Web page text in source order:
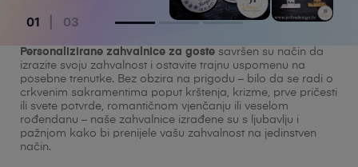
01 | 03
Personalizirane zahvalnice za goste savršen su način da
izrazite svoju zahvalnost i ostavite trajnu uspomenu na
posebne trenutke. Bez obzira na prigodu – bilo da se radi o
crkvenim sakramentima poput krštenja, krizme, prve pričesti
ili svete potvrde, romantičnom vjenčanju ili veselom
rođendanu – naše zahvalnice izrađene su s ljubavlju i
pažnjom kako bi prenijele vašu zahvalnost na jedinstven
način.